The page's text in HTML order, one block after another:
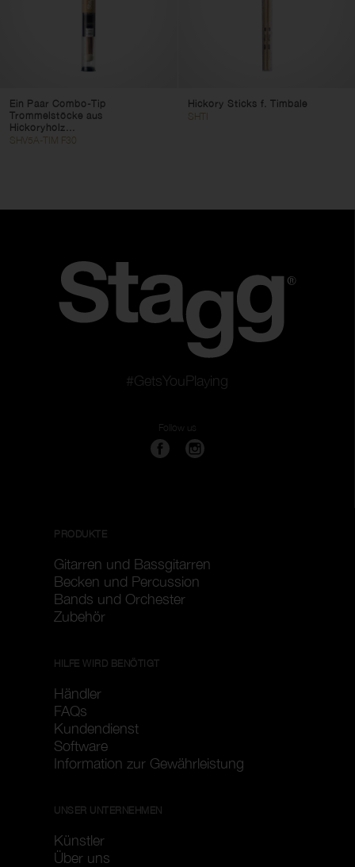
Ein Paar Combo-Tip
Trommelstöcke aus
Hickoryholz...
SHV5A-TIM F30
Hickory Sticks f. Timbale
SHTI
#GetsYouPlaying
Follow us
PRODUKTE
Gitarren und Bassgitarren
Becken und Percussion
Bands und Orchester
Zubehör
HILFE WIRD BENÖTIGT
Händler
FAQs
Kundendienst
Software
Information zur Gewährleistung
UNSER UNTERNEHMEN
Künstler
Über uns